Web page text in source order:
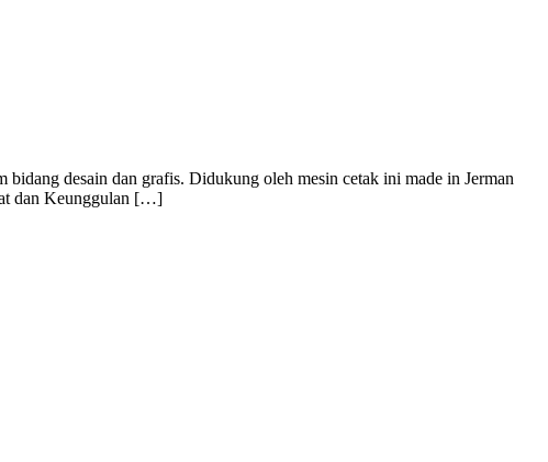
desain dan grafis. Didukung oleh mesin cetak ini made in Jerman
dan Keunggulan […]